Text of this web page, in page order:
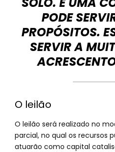
PODE
PROPÓSITOS.
SERVIR A
O leilão
O leilão será realizado no
parcial, no qual os recursos
atuarão como capital